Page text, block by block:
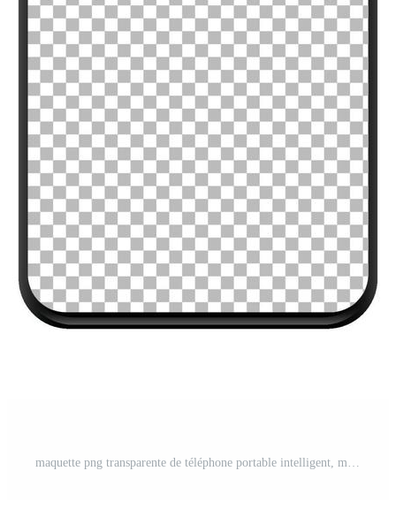
maquette png transparente de téléphone portable intelligent, maquette mobile, maquette de smartphone Vecteur Gratuit